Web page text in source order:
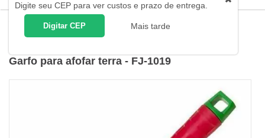
Digite seu CEP para ver custos e prazo de entrega.
Digitar CEP Mais tarde
Jardim e Agrícola Ferramentas para Jardim
Garfo para afofar terra - FJ-1019